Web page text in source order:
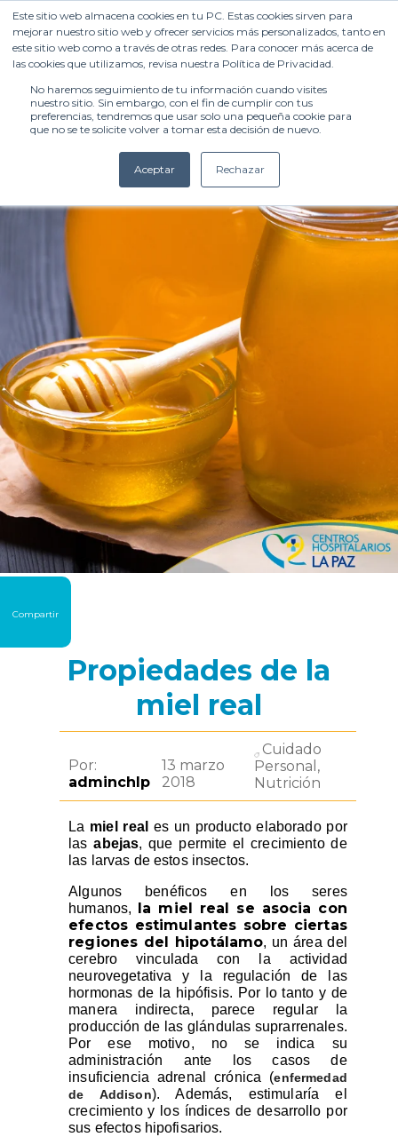
Este sitio web almacena cookies en tu PC. Estas cookies sirven para
mejorar nuestro sitio web y ofrecer servicios más personalizados, tanto en
este sitio web como a través de otras redes. Para conocer más acerca de
las cookies que utilizamos, revisa nuestra Política de Privacidad.
No haremos seguimiento de tu información cuando visites
nuestro sitio. Sin embargo, con el fin de cumplir con tus
preferencias, tendremos que usar solo una pequeña cookie para
que no se te solicite volver a tomar esta decisión de nuevo.
Aceptar Rechazar
Compartir
Propiedades de la
miel real
Por:
adminchlp
13 marzo
2018
Cuidado
Personal,
Nutrición
La miel real es un producto elaborado por
lasabejas, que permite el crecimiento de
las larvas de estos insectos.
Algunos benéficos en los seres
humanos,
la miel real se asocia con
efectos estimulantes sobre ciertas
regiones del hipotálamo, un área del
cerebro vinculada con la actividad
neurovegetativa y la regulación de las
hormonas de la hipófisis. Por lo tanto y de
manera indirecta, parece regular la
producción de las glándulas suprarrenales.
Por ese motivo, no se indica su
administración ante los casos de
insuficiencia adrenal crónica (enfermedad
de Addison). Además, estimularía el
crecimiento y los índices de desarrollo por
sus efectos hipofisarios.